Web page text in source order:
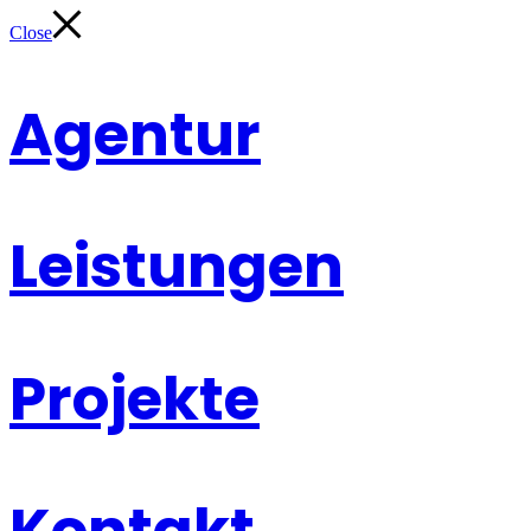
Close
Agentur
Leistungen
Projekte